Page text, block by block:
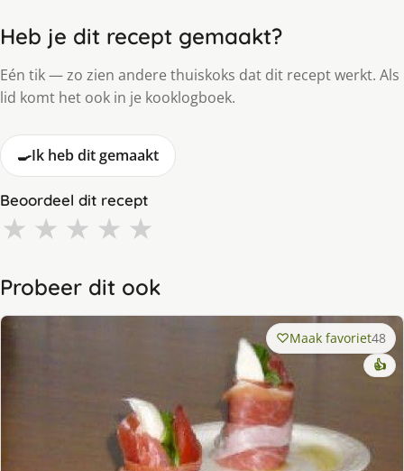
Heb je dit recept gemaakt?
Eén tik — zo zien andere thuiskoks dat dit recept werkt. Als
lid komt het ook in je kooklogboek.
🍳Ik heb dit gemaakt
Beoordeel dit recept
★ ★ ★ ★ ★
Probeer dit ook
Maak favoriet48
👍